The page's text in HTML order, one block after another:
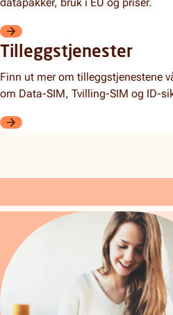
Mobil i utlandet
Tilleggstjenester
Finn ut mer om tilleggstjenestene
om Data-SIM, Tvilling-SIM og ID-
Tilleggstjenester